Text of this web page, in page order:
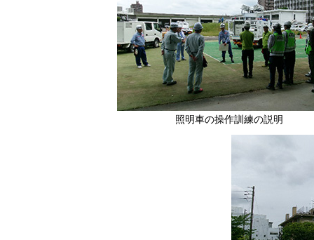
照明車の操作訓練の説明